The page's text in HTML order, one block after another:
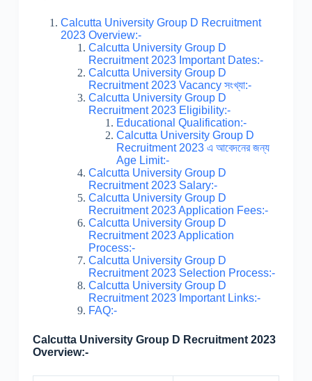
Calcutta University Group D Recruitment
2023 Overview:-
Calcutta University Group D
Recruitment 2023 Important Dates:-
Calcutta University Group D
Recruitment 2023 Vacancy সংখ্যা:-
Calcutta University Group D
Recruitment 2023 Eligibility:-
Educational Qualification:-
Calcutta University Group D
Recruitment 2023 এ আবেদনের জন্য
Age Limit:-
Calcutta University Group D
Recruitment 2023 Salary:-
Calcutta University Group D
Recruitment 2023 Application Fees:-
Calcutta University Group D
Recruitment 2023 Application
Process:-
Calcutta University Group D
Recruitment 2023 Selection Process:-
Calcutta University Group D
Recruitment 2023 Important Links:-
FAQ:-
Calcutta University Group D Recruitment 2023
Overview:-